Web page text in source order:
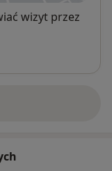
wizyt przez